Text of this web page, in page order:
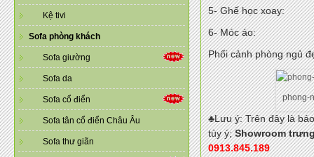
Kệ tivi
Sofa phòng khách
Sofa giường
Sofa da
Sofa cổ điển
Sofa tân cổ điển Châu Âu
Sofa thư giãn
5- Ghế học xoay:
6- Móc áo:
Phối cảnh phòng ngủ
phong-
♣Lưu ý: Trên đây là
tùy ý;Showroom
0913.845.189